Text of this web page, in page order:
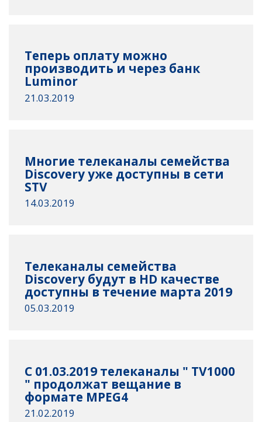
Теперь оплату можно
производить и через банк
Luminor
21.03.2019
Многие телеканалы семейства
Discovery уже доступны в сети
STV
14.03.2019
Телеканалы семейства
Discovery будут в HD качестве
доступны в течение марта 2019
05.03.2019
C 01.03.2019 телеканалы " TV1000
" продолжат вещание в
формате MPEG4
21.02.2019